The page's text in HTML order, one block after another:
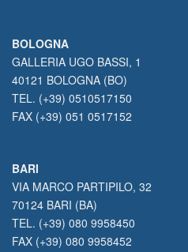
BOLOGNA
GALLERIA UGO BASSI, 1
40121 BOLOGNA (BO)
TEL. (+39) 0510517150
FAX (+39) 051 0517152
BARI
VIA MARCO PARTIPILO, 32
70124 BARI (BA)
TEL. (+39) 080 9958450
FAX (+39) 080 9958452